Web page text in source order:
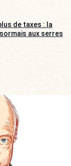
de taxes : la
aux serres